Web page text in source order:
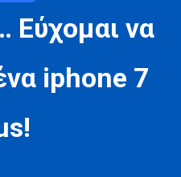
Εύχομαι να
iphone 7